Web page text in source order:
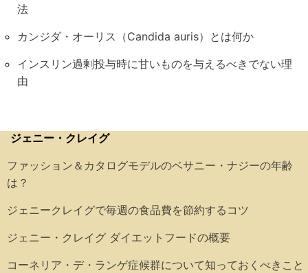
法
カンジダ・オーリス（Candida auris）とは何か
インスリン過剰投与時に甘いものを与えるべきでない理
由
ジェニー・クレイグ
ファッション＆カタログモデルのベサニー・ナジーの年齢
は？
ジェニークレイグで毎週の食品費を節約するコツ
ジェニー・クレイグ ダイエットフードの概要
コーネリア・デ・ランゲ症候群について知っておくべきこと